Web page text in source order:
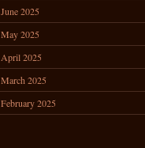
June 2025
May 2025
April 2025
March 2025
February 2025